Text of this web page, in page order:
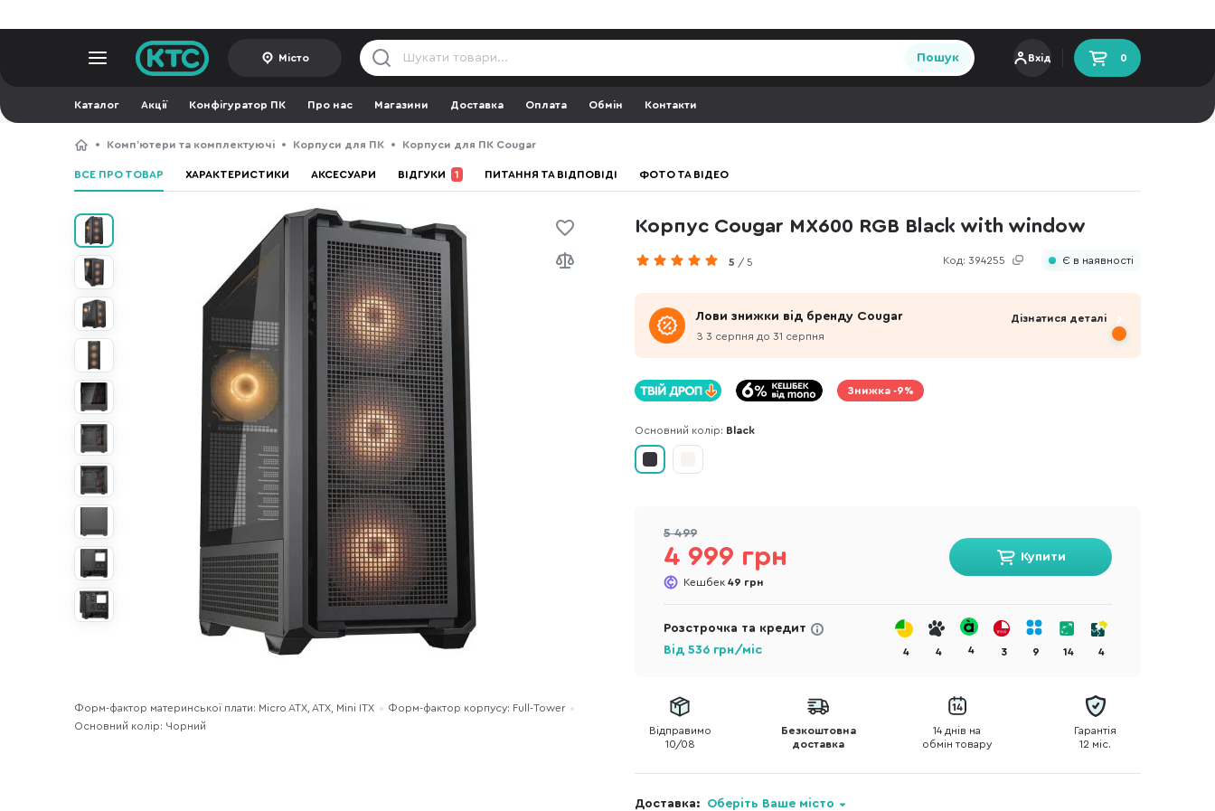
Місто Пошук Вхід 0
Каталог Акції Конфігуратор ПК Про нас Магазини Доставка Оплата Обмін Контакти
Компʼютери та комплектуючі Корпуси для ПК Корпуси для ПК Cougar
ВСЕ ПРО ТОВАР ХАРАКТЕРИСТИКИ АКСЕСУАРИ ВІДГУКИ 1 ПИТАННЯ ТА ВІДПОВІДІ ФОТО ТА ВІДЕО
Корпус Cougar MX600 RGB Black with window
Код: 394255
5 / 5 Є в наявності
Форм-фактор материнської плати: Micro ATX, ATX, Mini ITX
Форм-фактор корпусу: Full-Tower
Основний колір: Чорний
Лови знижки від бренду Cougar
З 3 серпня до 31 серпня
Дізнатися деталі
Знижка -9%
Основний колір: Black
5 499
4 999 грн
Кешбек 49 грн
Купити
Розстрочка та кредит
Від 536 грн/міс 4 4 4 3 9 14 4
Відправимо
10/08
Безкоштовна
доставка
14 днів на
обмін товару
Гарантія
12 міс.
Доставка: Оберіть Ваше місто